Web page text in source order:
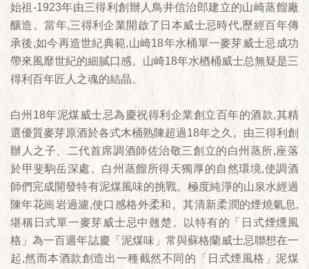
始祖-1923年由三得利創辦人鳥井信治郎建立的山崎蒸餾廠
釀造。當年,三得利企業開啟了日本威士忌時代,歷經百年傳
承後,如今再造世紀典範,山崎18年水桶單一麥芽威士忌成功
帶來風靡世紀的細膩口感。山崎18年水楢桶威士总無疑是三
得利百年匠人之魂的結晶。
白州18年泥煤威士忌為慶祝得利企業創立百年的酒款,其精
選優質麥芽原酒於各式木桶熟陳超過18年之久。由三得利創
辦人之子、二代首席調酒師佐治敬三創立的白州蒸所,座落
於甲斐駒岳深處。白州蒸餾所得天獨厚的自然環境,使調酒
師們完成開發特有泥煤風味的挑戰。極度純淨的山泉水經過
陳年花崗岩過濾,使口感格外柔和。其清新柔潤的煙燒氣息,
堪稱日式單一麥芽威士忌中翹楚。以特有的「日式煙燻風
格」為一百週年誌慶「泥煤味」常與蘇格蘭威士忌聯想在一
起,然而本酒款創造出一種截然不同的「日式煙風格」泥煤